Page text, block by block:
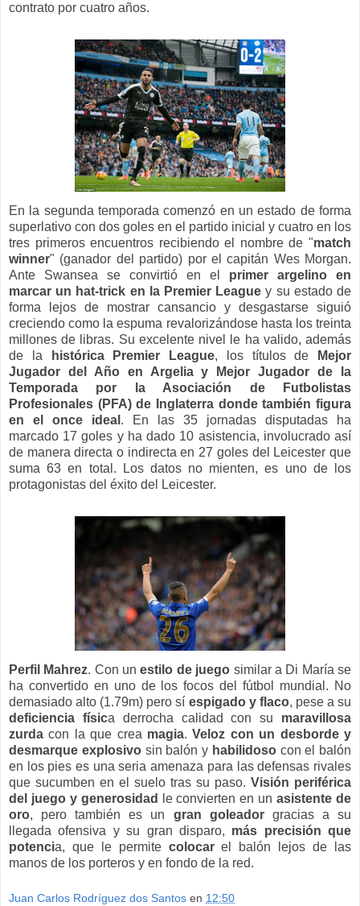
contrato por cuatro años.
En la segunda temporada comenzó en un estado de forma
superlativo con dos goles en el partido inicial y cuatro en los
tres primeros encuentros recibiendo el nombre de "match
winner" (ganador del partido) por el capitán Wes Morgan.
Ante Swansea se convirtió en el primer argelino en
marcar un hat-trick en la Premier League y su estado de
forma lejos de mostrar cansancio y desgastarse siguió
creciendo como la espuma revalorizándose hasta los treinta
millones de libras. Su excelente nivel le ha valido, además
de la
histórica Premier League, los títulos de
Mejor
Jugador del Año en Argelia y Mejor Jugador de la
Temporada por la Asociación de Futbolistas
Profesionales (PFA) de Inglaterra donde también figura
en el once ideal . En las 35 jornadas disputadas ha
marcado 17 goles y ha dado 10 asistencia, involucrado así
de manera directa o indirecta en 27 goles del Leicester que
suma 63 en total. Los datos no mienten, es uno de los
protagonistas del éxito del Leicester.
Perfil Mahrez. Con unestilo de juego similar a Di María se
ha convertido en uno de los focos del fútbol mundial. No
demasiado alto (1.79m) pero sí espigado y flaco, pese a su
deficiencia física derrocha calidad con su maravillosa
zurda con la que crea magia.Veloz con un desborde y
desmarque explosivosin balón y habilidosocon el balón
en los pies es una seria amenaza para las defensas rivales
que sucumben en el suelo tras su paso. Visión periférica
del juego y generosidad
le convierten en unasistente de
oro, pero también es un gran goleadorgracias a su
llegada ofensiva y su gran disparo, más precisión que
potencia, que le permite colocarel balón lejos de las
manos de los porteros y en fondo de la red.
Juan Carlos Rodríguez dos Santos en 12:50